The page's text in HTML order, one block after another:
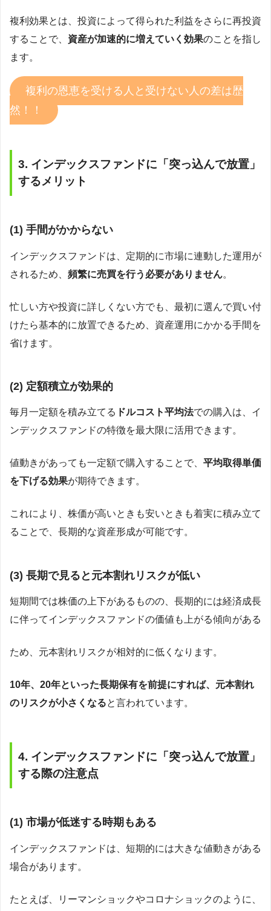
複利効果とは、投資によって得られた利益をさらに再投資
することで、 資産が加速的に増えていく効果のことを指し
ます。
複利の恩恵を受ける人と受けない人の差は歴
然！！
3. インデックスファンドに「突っ込んで放置」
するメリット
(1) 手間がかからない
インデックスファンドは、定期的に市場に連動した運用が
されるため、 頻繁に売買を行う必要がありません。
忙しい方や投資に詳しくない方でも、最初に選んで買い付
けたら基本的に放置できるため、資産運用にかかる手間を
省けます。
(2) 定額積立が効果的
毎月一定額を積み立てる ドルコスト平均法での購入は、イ
ンデックスファンドの特徴を最大限に活用できます。
値動きがあっても一定額で購入することで、 平均取得単価
を下げる効果が期待できます。
これにより、株価が高いときも安いときも着実に積み立て
ることで、長期的な資産形成が可能です。
(3) 長期で見ると元本割れリスクが低い
短期間では株価の上下があるものの、長期的には経済成長
に伴ってインデックスファンドの価値も上がる傾向がある
ため、元本割れリスクが相対的に低くなります。
10年、20年といった長期保有を前提にすれば、元本割れ
のリスクが小さくなると言われています。
4. インデックスファンドに「突っ込んで放置」
する際の注意点
(1) 市場が低迷する時期もある
インデックスファンドは、短期的には大きな値動きがある
場合があります。
たとえば、リーマンショックやコロナショックのように、